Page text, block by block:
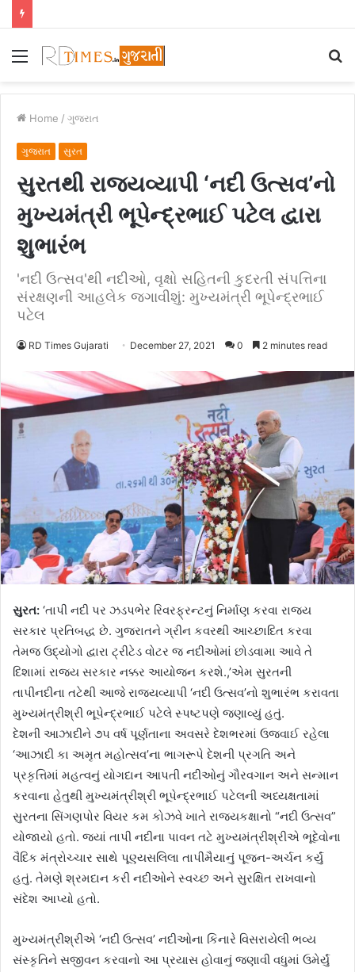
Menu
Home / ગુજરાત
ગુજરાત સુરત
સુરતથી રાજ્યવ્યાપી ‘નદી ઉત્સવ’નો
મુખ્યમંત્રી ભૂપેન્દ્રભાઈ પટેલ દ્વારા
શુભારંભ
'નદી ઉત્સવ'થી નદીઓ, વૃક્ષો સહિતની કુદરતી સંપત્તિના
સંરક્ષણની આહલેક જગાવીશું: મુખ્યમંત્રી ભૂપેન્દ્રભાઈ
પટેલ
RD Times Gujarati December 27, 2021 0 2 minutes read
સુરત: ‘તાપી નદી પર ઝડપભેર રિવરફ્રન્ટનું નિર્માણ કરવા રાજ્ય
સરકાર પ્રતિબદ્ધ છે. ગુજરાતને ગ્રીન કવરથી આચ્છાદિત કરવા
તેમજ ઉદ્યોગો દ્વારા ટ્રીટેડ વોટર જ નદીઓમાં છોડવામા આવે તે
દિશામાં રાજ્ય સરકાર નક્કર આયોજન કરશે.,’એમ સુરતની
તાપીનદીના તટેથી આજે રાજ્યવ્યાપી ‘નદી ઉત્સવ’નો શુભારંભ કરાવતા
મુખ્યમંત્રીશ્રી ભૂપેન્દ્રભાઈ પટેલે સ્પષ્ટપણે જણાવ્યું હતું.
દેશની આઝાદીને ૭૫ વર્ષ પૂર્ણતાના અવસરે દેશભરમાં ઉજવાઈ રહેલા
‘આઝાદી કા અમૃત મહોત્સવ’ના ભાગરૂપે દેશની પ્રગતિ અને
પ્રકૃત્તિમાં મહત્વનું યોગદાન આપતી નદીઓનું ગૌરવગાન અને સન્માન
કરવાના હેતુથી મુખ્યમંત્રીશ્રી ભૂપેન્દ્રભાઈ પટેલની અધ્યક્ષતામાં
સુરતના સિંગણપોર વિયર કમ કોઝવે ખાતે રાજ્યકક્ષાનો “નદી ઉત્સવ”
યોજાયો હતો. જ્યાં તાપી નદીના પાવન તટે મુખ્યમંત્રીશ્રીએ ભૂદેવોના
વૈદિક મંત્રોચ્ચાર સાથે પૂણ્યસલિલા તાપીમૈયાનું પૂજન-અર્ચન કર્યું
હતું. તેમણે શ્રમદાન કરી નદીઓને સ્વચ્છ અને સુરક્ષિત રાખવાનો
સંદેશ આપ્યો હતો.
મુખ્યમંત્રીશ્રીએ ‘નદી ઉત્સવ’ નદીઓના કિનારે વિસરાયેલી ભવ્ય
સંસ્કૃતિને સજીવન કરવાનો આ પ્રયાસ હોવાનું જણાવી વધુમાં ઉમેર્યું